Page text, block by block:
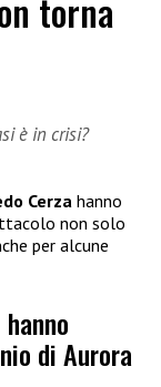
torna
è in crisi?
Cerza hanno
non solo
per alcune
di Aurora